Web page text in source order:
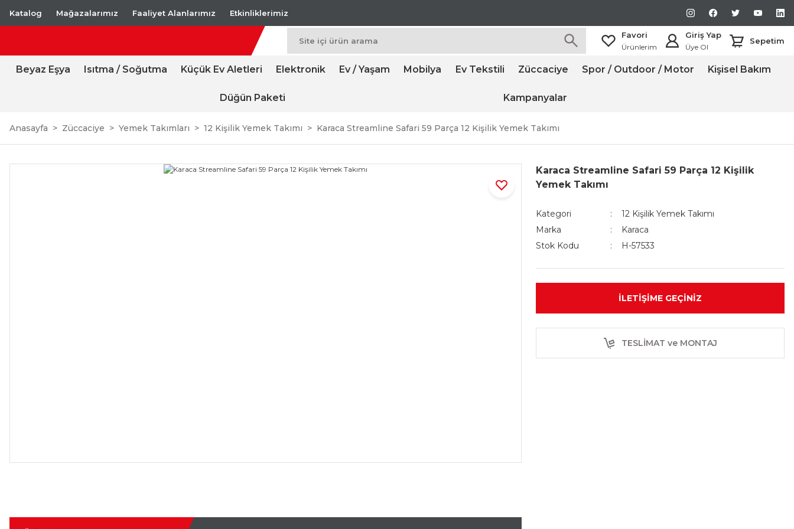
Katalog Mağazalarımız Faaliyet Alanlarımız Etkinliklerimiz
Favori
Ürünlerim
Giriş Yap
Üye Ol
Sepetim
Beyaz Eşya Isıtma / Soğutma Küçük Ev Aletleri Elektronik Ev / Yaşam Mobilya Ev Tekstili Züccaciye Spor / Outdoor / Motor Kişisel Bakım
Düğün Paketi Kampanyalar
Anasayfa Züccaciye Yemek Takımları 12 Kişilik Yemek Takımı Karaca Streamline Safari 59 Parça 12 Kişilik Yemek Takımı
Karaca Streamline Safari 59 Parça 12 Kişilik
Yemek Takımı
Kategori
12 Kişilik Yemek Takımı
Marka
Karaca
Stok Kodu
H-57533
İLETIŞIME GEÇINIZ
TESLİMAT ve MONTAJ